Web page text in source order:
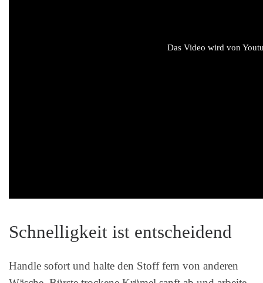
Das Video wird von
Schnelligkeit ist entscheidend
Handle sofort und halte den Stoff fern von anderen